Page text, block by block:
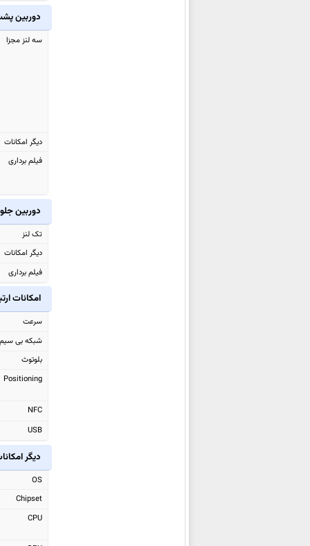
دوربین
سه لنز مجزا
دیگر امکانات
فیلم برداری
دوربین جلو
تک لنز
دیگر امکانات
فیلم برداری
امکانات
سرعت
شبکه بی سیم
بلوتوث
Positioning
NFC
USB
دیگر
OS
Chipset
CPU